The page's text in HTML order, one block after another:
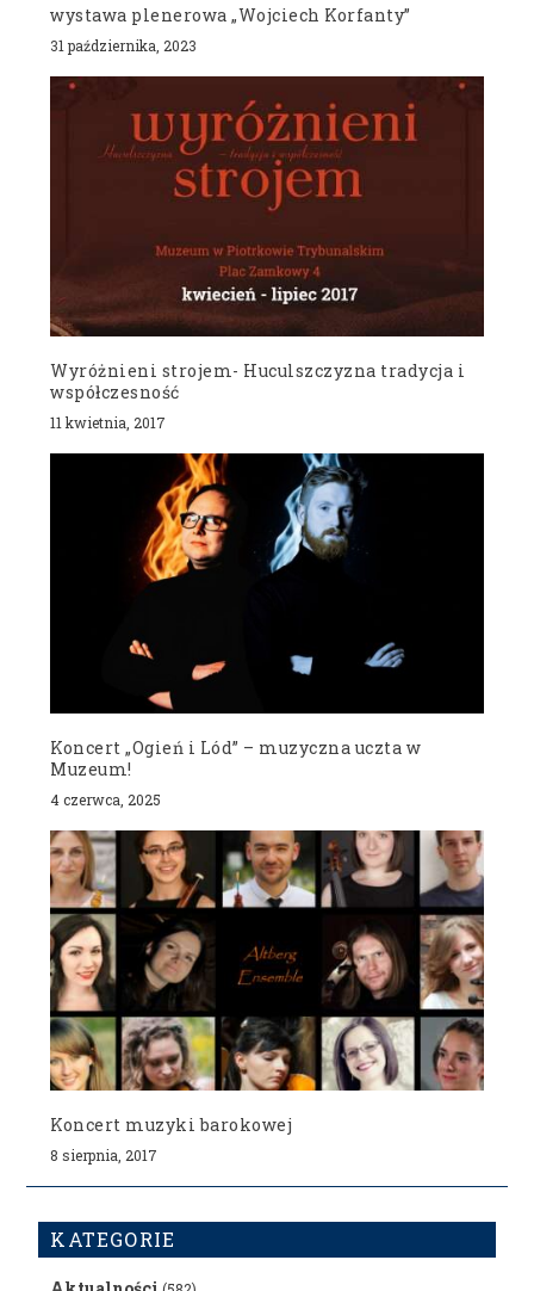
wystawa plenerowa „Wojciech Korfanty”
31 października, 2023
Wyróżnieni strojem- Huculszczyzna tradycja i
współczesność
11 kwietnia, 2017
Koncert „Ogień i Lód” – muzyczna uczta w
Muzeum!
4 czerwca, 2025
Koncert muzyki barokowej
8 sierpnia, 2017
KATEGORIE